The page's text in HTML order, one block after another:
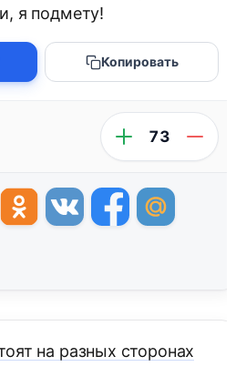
я подмету!
Копировать
73
на разных сторонах